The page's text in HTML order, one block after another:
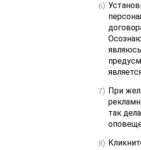
При
так